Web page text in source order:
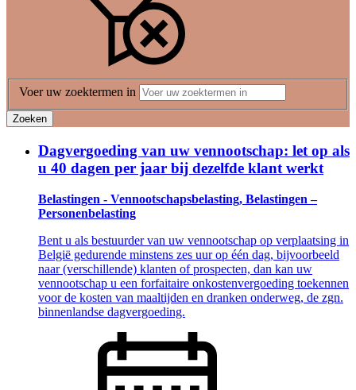
Voer uw zoektermen in
Zoeken
Dagvergoeding van uw vennootschap: let op als
u 40 dagen per jaar bij dezelfde klant werkt
Belastingen - Vennootschapsbelasting, Belastingen –
Personenbelasting
Bent u als bestuurder van uw vennootschap op verplaatsing in
België gedurende minstens zes uur op één dag, bijvoorbeeld
naar (verschillende) klanten of prospecten, dan kan uw
vennootschap u een forfaitaire onkostenvergoeding toekennen
voor de kosten van maaltijden en dranken onderweg, de zgn.
binnenlandse dagvergoeding.